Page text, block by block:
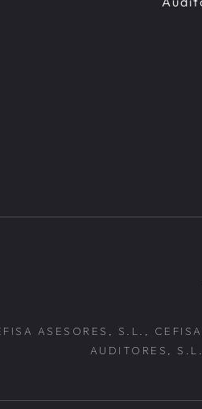
ASESORES, S.L.,
AUDITORES,